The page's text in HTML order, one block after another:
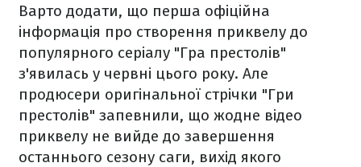
Варто додати, що перша офіційна
інформація про створення приквелу до
популярного серіалу "Гра престолів"
з'явилась у червні цього року. Але
продюсери оригінальної стрічки "Гри
престолів" запевнили, що жодне відео
приквелу не вийде до завершення
останнього сезону саги, вихід якого